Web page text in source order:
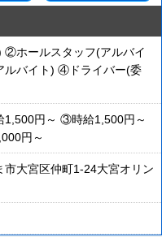
ホールスタッフ(アルバイ
ルバイト) ④ドライバー(委
円～ ③時給1,500円～
円～
宮区仲町1-24大宮オリン